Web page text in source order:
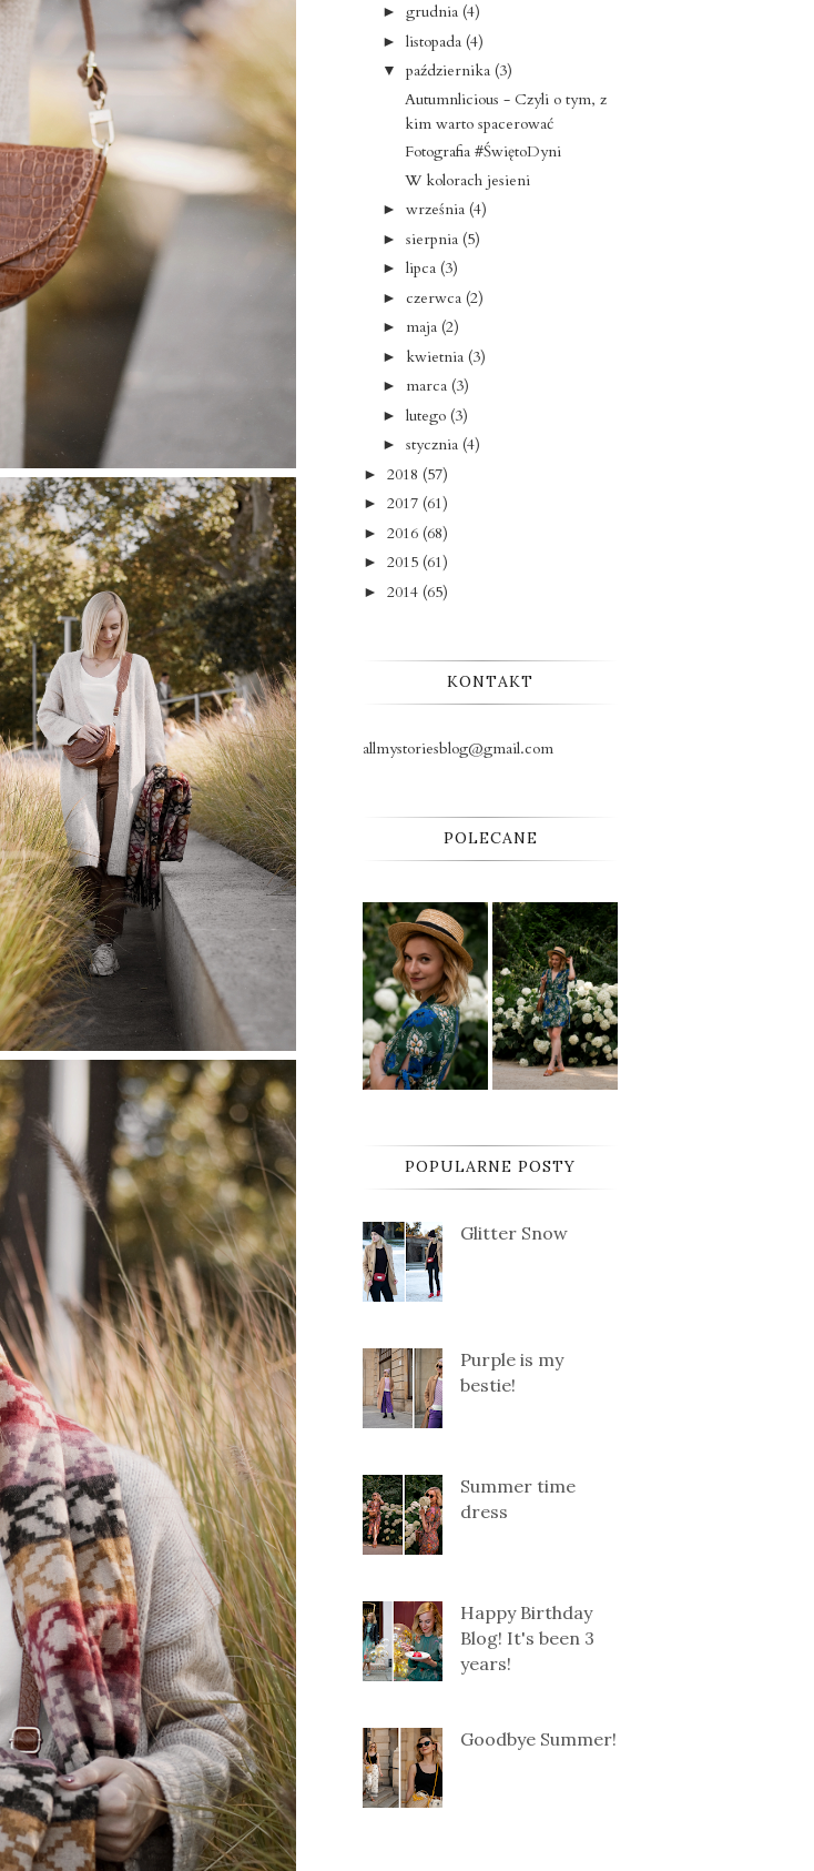
► grudnia (4)
► listopada (4)
▼ października (3)
Autumnlicious - Czyli o tym, z
kim warto spacerować
Fotografia #ŚwiętoDyni
W kolorach jesieni
► września (4)
► sierpnia (5)
► lipca (3)
► czerwca (2)
► maja (2)
► kwietnia (3)
► marca (3)
► lutego (3)
► stycznia (4)
► 2018 (57)
► 2017 (61)
► 2016 (68)
► 2015 (61)
► 2014 (65)
KONTAKT
allmystoriesblog@gmail.com
POLECANE
POPULARNE POSTY
Glitter Snow
Purple is my
bestie!
Summer time
dress
Happy Birthday
Blog! It's been 3
years!
Goodbye Summer!